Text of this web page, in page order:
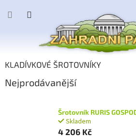
KLADÍVKOVÉ ŠROTOVNÍKY
Nejprodávanější
Šrotovník RURIS
Skladem
4 206 Kč